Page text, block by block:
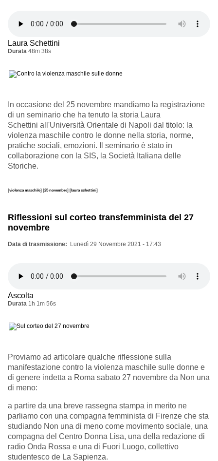
Laura Schettini
Durata 48m 38s
In occasione del 25 novembre mandiamo la registrazione
di un seminario che ha tenuto la storia Laura
Schettini all'Università Orientale di Napoli dal titolo: la
violenza maschile contro le donne nella storia, norme,
pratiche sociali, emozioni. Il seminario è stato in
collaborazione con la SIS, la Società Italiana delle
Storiche.
[violenza maschile] [25 novembre] [laura schettini]
Riflessioni sul corteo transfemminista del 27
novembre
Data di trasmissione Lunedì 29 Novembre 2021 - 17:43
Ascolta
Durata 1h 1m 56s
Proviamo ad articolare qualche riflessione sulla
manifestazione contro la violenza maschile sulle donne e
di genere indetta a Roma sabato 27 novembre da Non una
di meno:
a partire da una breve rassegna stampa in merito ne
parliamo con una compagna femminista di Firenze che sta
studiando Non una di meno come movimento sociale, una
compagna del Centro Donna Lisa, una della redazione di
radio Onda Rossa e una di Fuori Luogo, collettivo
studentesco de La Sapienza.